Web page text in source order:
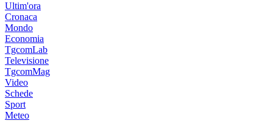
Ultim'ora
Cronaca
Mondo
Economia
TgcomLab
Televisione
TgcomMag
Video
Schede
Sport
Meteo